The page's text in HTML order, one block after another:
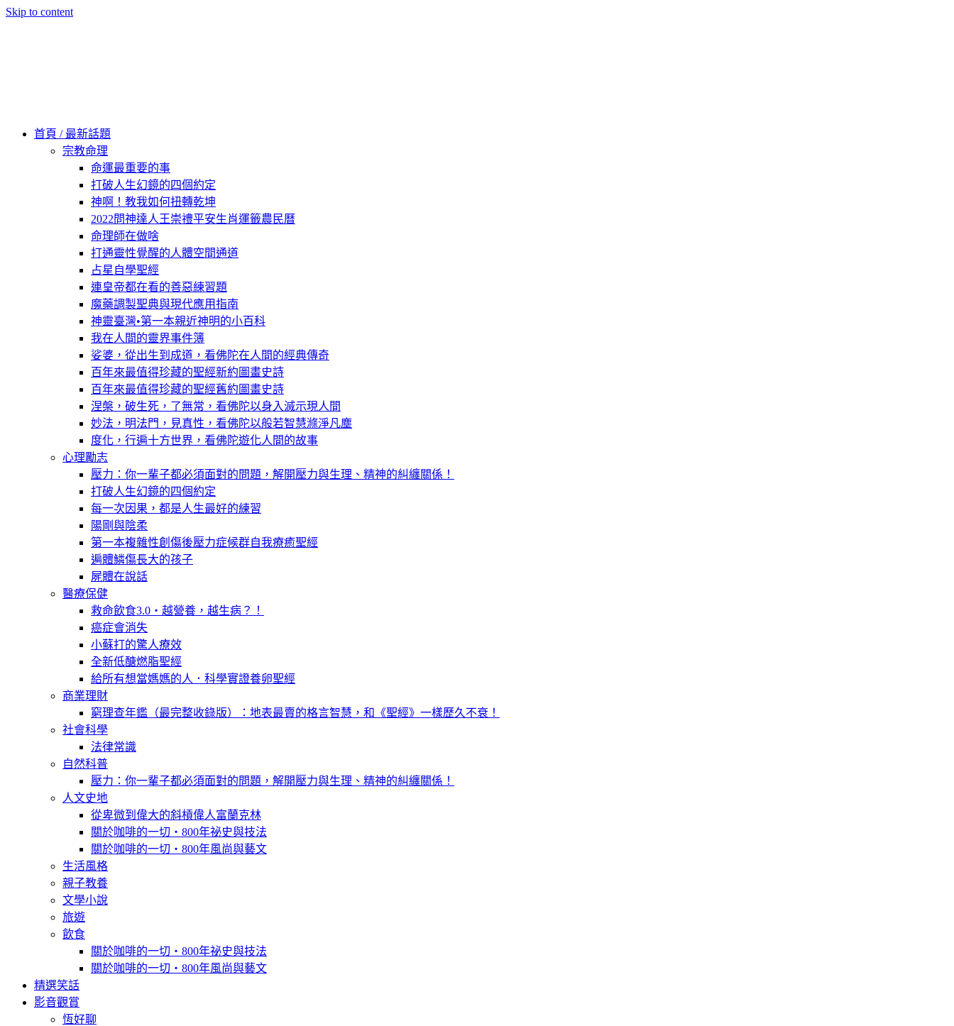
Skip to content
首頁 / 最新話題
宗教命理
命運最重要的事
打破人生幻鏡的四個約定
神啊！教我如何扭轉乾坤
2022問神達人王崇禮平安生肖運籤農民曆
命理師在做啥
打通靈性覺醒的人體空間通道
占星自學聖經
連皇帝都在看的善惡練習題
魔藥調製聖典與現代應用指南
神靈臺灣•第一本親近神明的小百科
我在人間的靈界事件簿
娑婆，從出生到成道，看佛陀在人間的經典傳奇
百年來最值得珍藏的聖經新約圖畫史詩
百年來最值得珍藏的聖經舊約圖畫史詩
涅槃，破生死，了無常，看佛陀以身入滅示現人間
妙法，明法門，見真性，看佛陀以般若智慧滌淨凡塵
度化，行遍十方世界，看佛陀遊化人間的故事
心理勵志
壓力：你一輩子都必須面對的問題，解開壓力與生理、精神的糾纏關係！
打破人生幻鏡的四個約定
每一次因果，都是人生最好的練習
陽剛與陰柔
第一本複雜性創傷後壓力症候群自我療癒聖經
遍體鱗傷長大的孩子
屍體在說話
醫療保健
救命飲食3.0‧越營養，越生病？！
癌症會消失
小蘇打的驚人療效
全新低醣燃脂聖經
給所有想當媽媽的人．科學實證養卵聖經
商業理財
窮理查年鑑（最完整收錄版）：地表最賣的格言智慧，和《聖經》一樣歷久不衰！
社會科學
法律常識
自然科普
壓力：你一輩子都必須面對的問題，解開壓力與生理、精神的糾纏關係！
人文史地
從卑微到偉大的斜槓偉人富蘭克林
關於咖啡的一切‧800年祕史與技法
關於咖啡的一切‧800年風尚與藝文
生活風格
親子教養
文學小說
旅遊
飲食
關於咖啡的一切‧800年祕史與技法
關於咖啡的一切‧800年風尚與藝文
精選笑話
影音觀賞
恆好聊